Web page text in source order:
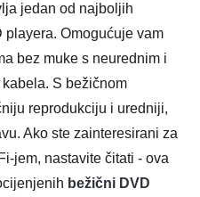
jedan od najboljih
Omogućuje vam
bez muke s neurednim i
S bežičnom
reprodukciju i uredniji,
Ako ste zainteresirani za
jem, nastavite čitati - ova
bežični DVD